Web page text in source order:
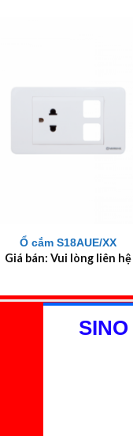
Ổ cắm S18AUE/XX
Giá bán: Vui lòng liên hệ